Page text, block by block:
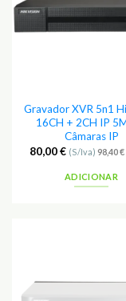
Gravador XVR 5n1
16CH + 2CH IP
Câmaras IP
80,00€ (S/Iva) 98,40€
ADICIONAR